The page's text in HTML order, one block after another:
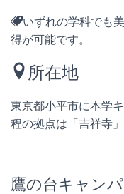
いずれの学科でも
得が可能です。
所在地
東京都小平市に本学
程の拠点は「吉祥寺」
鷹の台キャンパ